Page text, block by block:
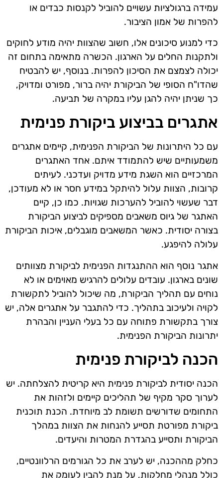
עמידה ברגולציות עשויים להוביל לקנסות כבדים או
להפרות של אמון הציבור.
כדי למנוע סיכונים אלו, חשוב שהצוות יהיה מודע לחוקים
ולתקנות החלים על הארגון. הכשרה מתאימה בתחום זה
יכולה לצמצם את הסיכון להפרות. בנוסף, יש להבטיח
שהדו"ח הסופי של הביקורת יהיה ברור, מפורט ומדויק,
כך שניתן יהיה להגן עליו במקרה של תביעה.
אתגרים בביצוע ביקורת פנימית
עם כל היתרונות של הביקורת הפנימית, קיימים אתגרים
משמעותיים שיש להתמודד איתם. אחד האתגרים
המרכזיים הוא השגת מידע מדויק ועדכני. לעיתים
קרובות, הצוות עלול להיתקל במידע חסר או לא מעודכן,
דבר שעשוי להוביל להערכות שגויות. כמו כן, קיים
האתגר של גיוס משאבים מספיקים לביצוע הביקורת
בצורה יסודית. כאשר המשאבים מוגבלים, איכות הביקורת
עלולה להיפגע.
אתגר נוסף הוא ההתנגדות הפנימית לביקורת מצוותים
שונים בארגון. עובדים עלולים להרגיש מאוימים או לא
נוחים עם תהליך הביקורת, מה שיכול להוביל לתקשורת
לקויה ולעיכוב בתהליך. כדי להתגבר על אתגרים אלה, יש
צורך בתקשורת פתוחה עם כל בעלי העניין והבהרת
יתרונות הביקורת הפנימית.
הכנה לביקורת פנימית
הכנה יסודית לביקורת פנימית היא קריטית להצלחתה. יש
לערוך סקר מקיף של תהליכים קיימים ולזהות את
התחומים שדורשים תשומת לב מיוחדת. הכנת תוכנית
ביקורת מפורטת תסייע להנחות את הצוות במהלך
הביקורת ותסייע בהגדרת המטרות והיעדים.
כחלק מההכנה, יש לערב את כל הגורמים הרלוונטיים,
כולל מנהלי מחלקות, על מנת להבין לעומק את